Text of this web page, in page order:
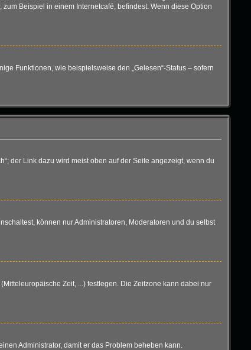
Beispiel in einem Internetcafé, befindest. Wenn diese Option
Funktionen, wie beispielsweise den „Gelesen“-Status – sofern
der Link dazu wird meist oben auf der Seite angezeigt, wenn du
können nur Administratoren, Moderatoren und du selbst
Zeit, ...) festlegen. Die Zeitzone kann dabei nur
Administrator, damit er das Problem beheben kann.